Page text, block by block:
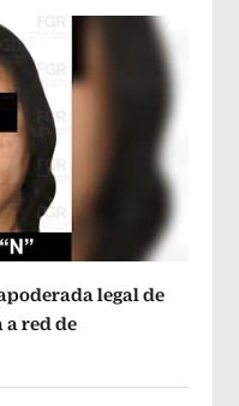
legal de
a red de